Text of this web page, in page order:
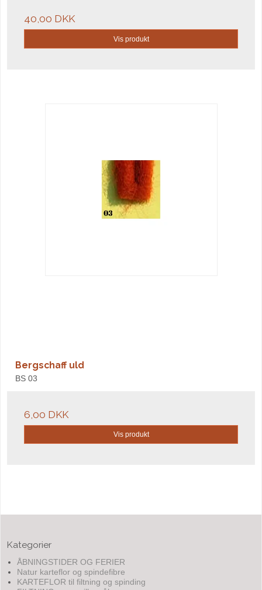
40,00 DKK
Vis produkt
Bergschaff uld
BS 03
6,00 DKK
Vis produkt
Kategorier
ÅBNINGSTIDER OG FERIER
Natur karteflor og spindefibre
KARTEFLOR til filtning og spinding